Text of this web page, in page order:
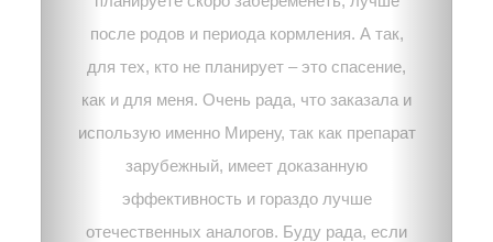
после родов и периода кормления. А так,
для тех, кто не планирует – это спасение,
как и для меня. Очень рада, что заказала и
использую именно Мирену, так как препарат
зарубежный, имеет доказанную
эффективность и гораздо лучше
отечественных аналогов. Буду рада, если